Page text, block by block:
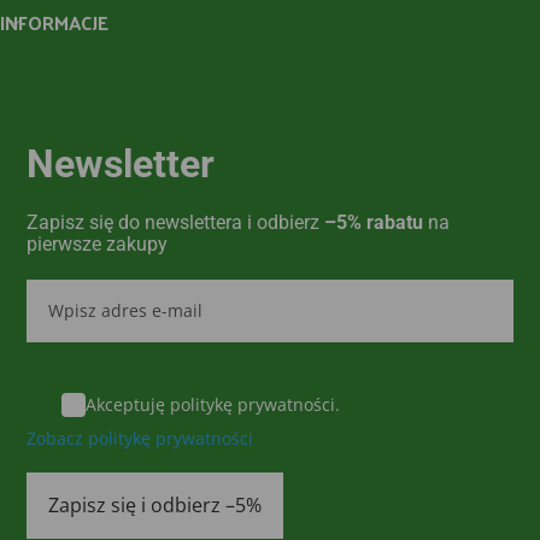
INFORMACJE
Newsletter
Zapisz się do newslettera i odbierz –5% rabatu na
pierwsze zakupy
Akceptuję politykę prywatności.
Zobacz politykę prywatności
Zapisz się i odbierz –5%